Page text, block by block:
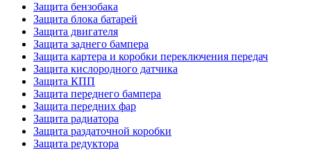
Защита бензобака
Защита блока батарей
Защита двигателя
Защита заднего бампера
Защита картера и коробки переключения передач
Защита кислородного датчика
Защита КПП
Защита переднего бампера
Защита передних фар
Защита радиатора
Защита раздаточной коробки
Защита редуктора